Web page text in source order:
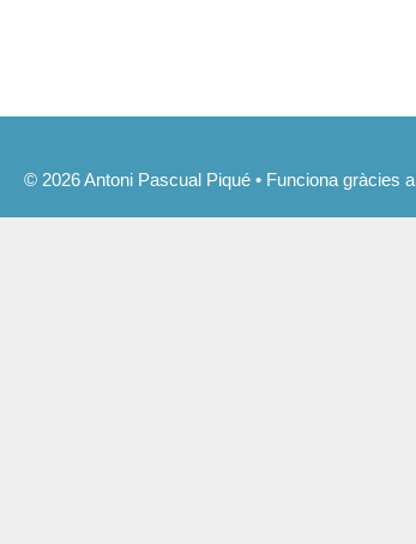
© 2026 Antoni Pascual Piqué • Funciona gràcies a